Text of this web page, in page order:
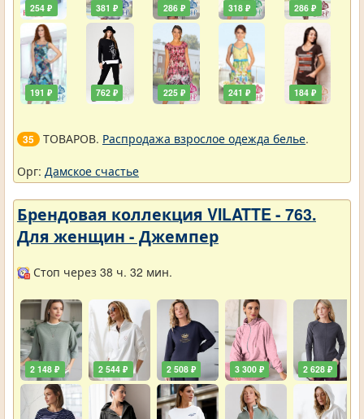
254 ₽
191 ₽
381 ₽
762 ₽
286 ₽
225 ₽
318 ₽
241 ₽
286 ₽
184 ₽
35 ТОВАРОВ. Распродажа взрослое одежда белье.
Орг: Дамское счастье
Брендовая коллекция VILATTE - 763.
Для женщин - Джемпер
Стоп через 38 ч. 32 мин.
2 148 ₽ 2 544 ₽ 2 508 ₽ 3 300 ₽ 2 628 ₽